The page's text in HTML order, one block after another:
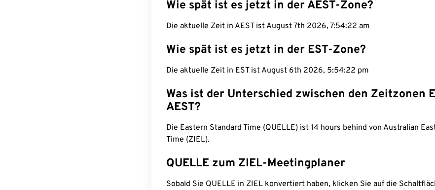
Wie spät ist es jetzt in der AEST-Zone?
Die aktuelle Zeit in AEST ist August 7th 2026, 7:54:23 am
Wie spät ist es jetzt in der EST-Zone?
Die aktuelle Zeit in EST ist August 6th 2026, 5:54:23 pm
Was ist der Unterschied zwischen den Zeitzonen
AEST?
Die Eastern Standard Time (QUELLE) ist 14 hours behind von Australian
Time (ZIEL).
QUELLE zum ZIEL-Meetingplaner
Sobald Sie QUELLE in ZIEL konvertiert haben, klicken Sie auf die